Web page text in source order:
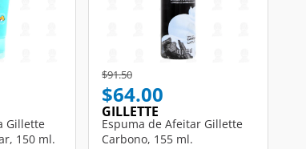
Gillette
150 ml.
Price reduced from
$91.50to
$64.00
GILLETTE
Espuma de Afeitar Gillette
Carbono, 155 ml.